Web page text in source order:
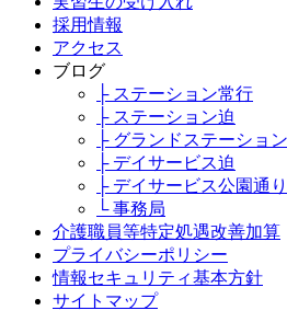
採用情報
アクセス
ブログ
├ ステーション常行
├ ステーション迫
├ グランドステーショ
├ デイサービス迫
├ デイサービス公園通り
└ 事務局
介護職員等特定処遇改善加算
プライバシーポリシー
情報セキュリティ基本方針
サイトマップ